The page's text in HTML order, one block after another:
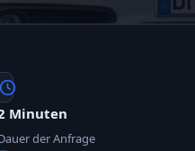
Minuten
der Anfrage